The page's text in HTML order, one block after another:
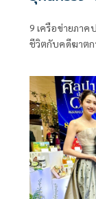
9 เครือข่ายภา
ชีวิตกับคดีฆาตก